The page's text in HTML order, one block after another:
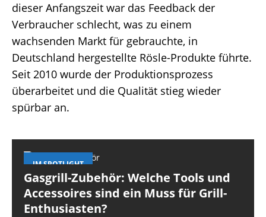
dieser Anfangszeit war das Feedback der
Verbraucher schlecht, was zu einem
wachsenden Markt für gebrauchte, in
Deutschland hergestellte Rösle-Produkte führte.
Seit 2010 wurde der Produktionsprozess
überarbeitet und die Qualität stieg wieder
spürbar an.
IM SPOTLIGHT
Gasgrill-Zubehör: Welche Tools und
Accessoires sind ein Muss für Grill-
Enthusiasten?